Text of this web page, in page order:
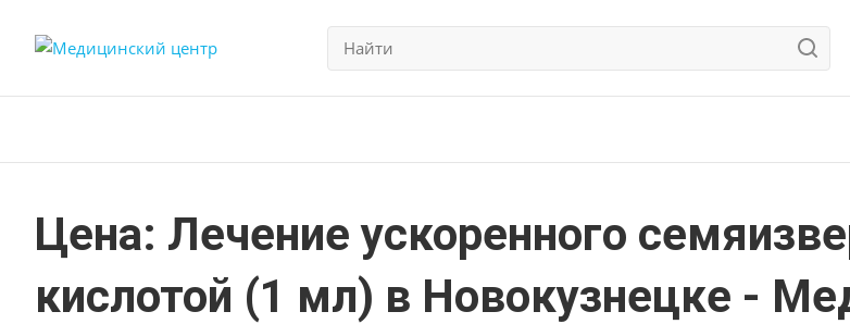
Цена: Лечение ускоренного
кислотой (1 мл) в Новокузнецке -